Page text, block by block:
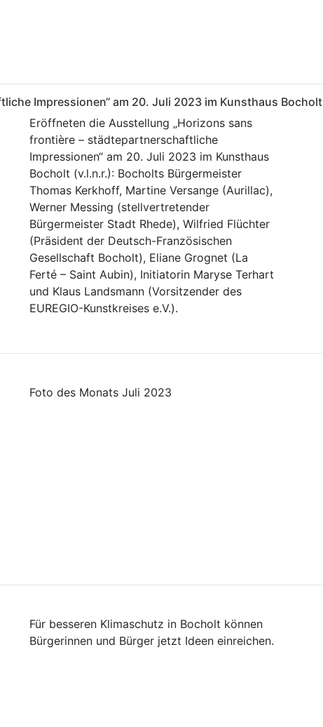
Impressionen“ am 20. Juli 2023 im Kunsthaus Bocholt
Eröffneten die Ausstellung „Horizons sans
frontière – städtepartnerschaftliche
Impressionen“ am 20. Juli 2023 im Kunsthaus
Bocholt (v.l.n.r.): Bocholts Bürgermeister
Thomas Kerkhoff, Martine Versange (Aurillac),
Werner Messing (stellvertretender
Bürgermeister Stadt Rhede), Wilfried Flüchter
(Präsident der Deutsch-Französischen
Gesellschaft Bocholt), Eliane Grognet (La
Ferté – Saint Aubin), Initiatorin Maryse Terhart
und Klaus Landsmann (Vorsitzender des
EUREGIO-Kunstkreises e.V.).
Foto des Monats Juli 2023
Für besseren Klimaschutz in Bocholt können
Bürgerinnen und Bürger jetzt Ideen einreichen.